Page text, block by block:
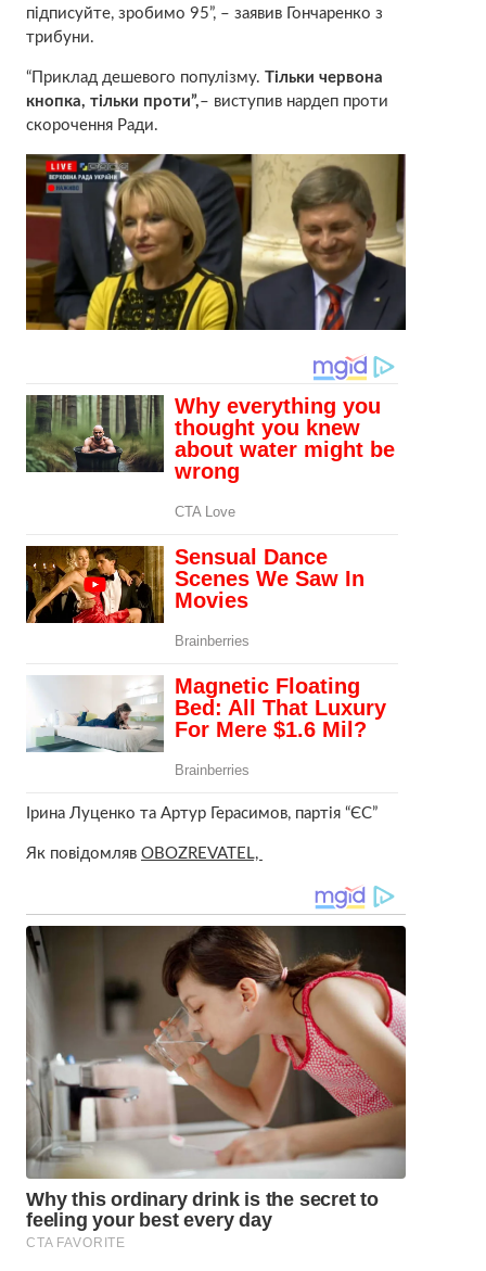
підписуйте, зробимо 95”, – заявив Гончаренко з
трибуни.
“Приклад дешевого популізму. Тільки червона
кнопка, тільки проти”,– виступив нардеп проти
скорочення Ради.
Ірина Луценко та Артур Герасимов, партія “ЄС”
Як повідомляв OBOZREVATEL,